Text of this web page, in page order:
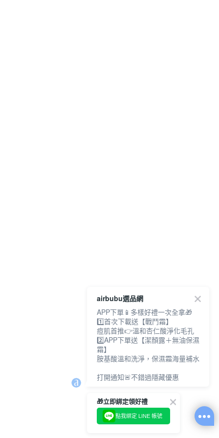
airbubu選品網
APP下單📱多樣好禮一次全拿🎁
1️⃣首次下載送【戰鬥霜】
痘肌首推👉溫和杏仁酸淨化毛孔
2️⃣APP下單送【潔顏露＋無油保濕
霜】
胺基酸溫和洗淨，保濕霜海量補水
打開通知🚨不錯過隱藏優惠
🎁立即綁定領好禮
點我綁定 LINE 帳號